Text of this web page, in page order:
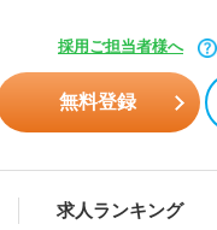
採用ご担当者様へ
無料登録
求人ランキング